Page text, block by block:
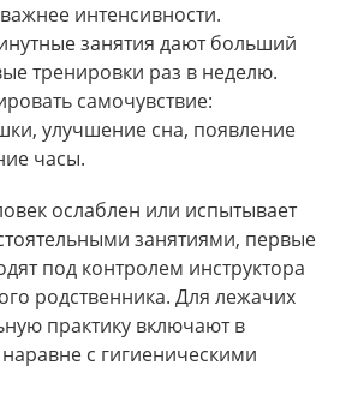
интенсивности.
занятия дают больший
тренировки раз в неделю.
самочувствие:
улучшение сна, появление
часы.
ослаблен или испытывает
занятиями, первые
под контролем инструктора
родственника. Для лежачих
практику включают в
с гигиеническими